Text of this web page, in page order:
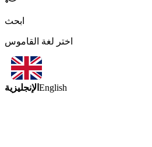
ابحث
اختر لغة القاموس
الإنجليزية English